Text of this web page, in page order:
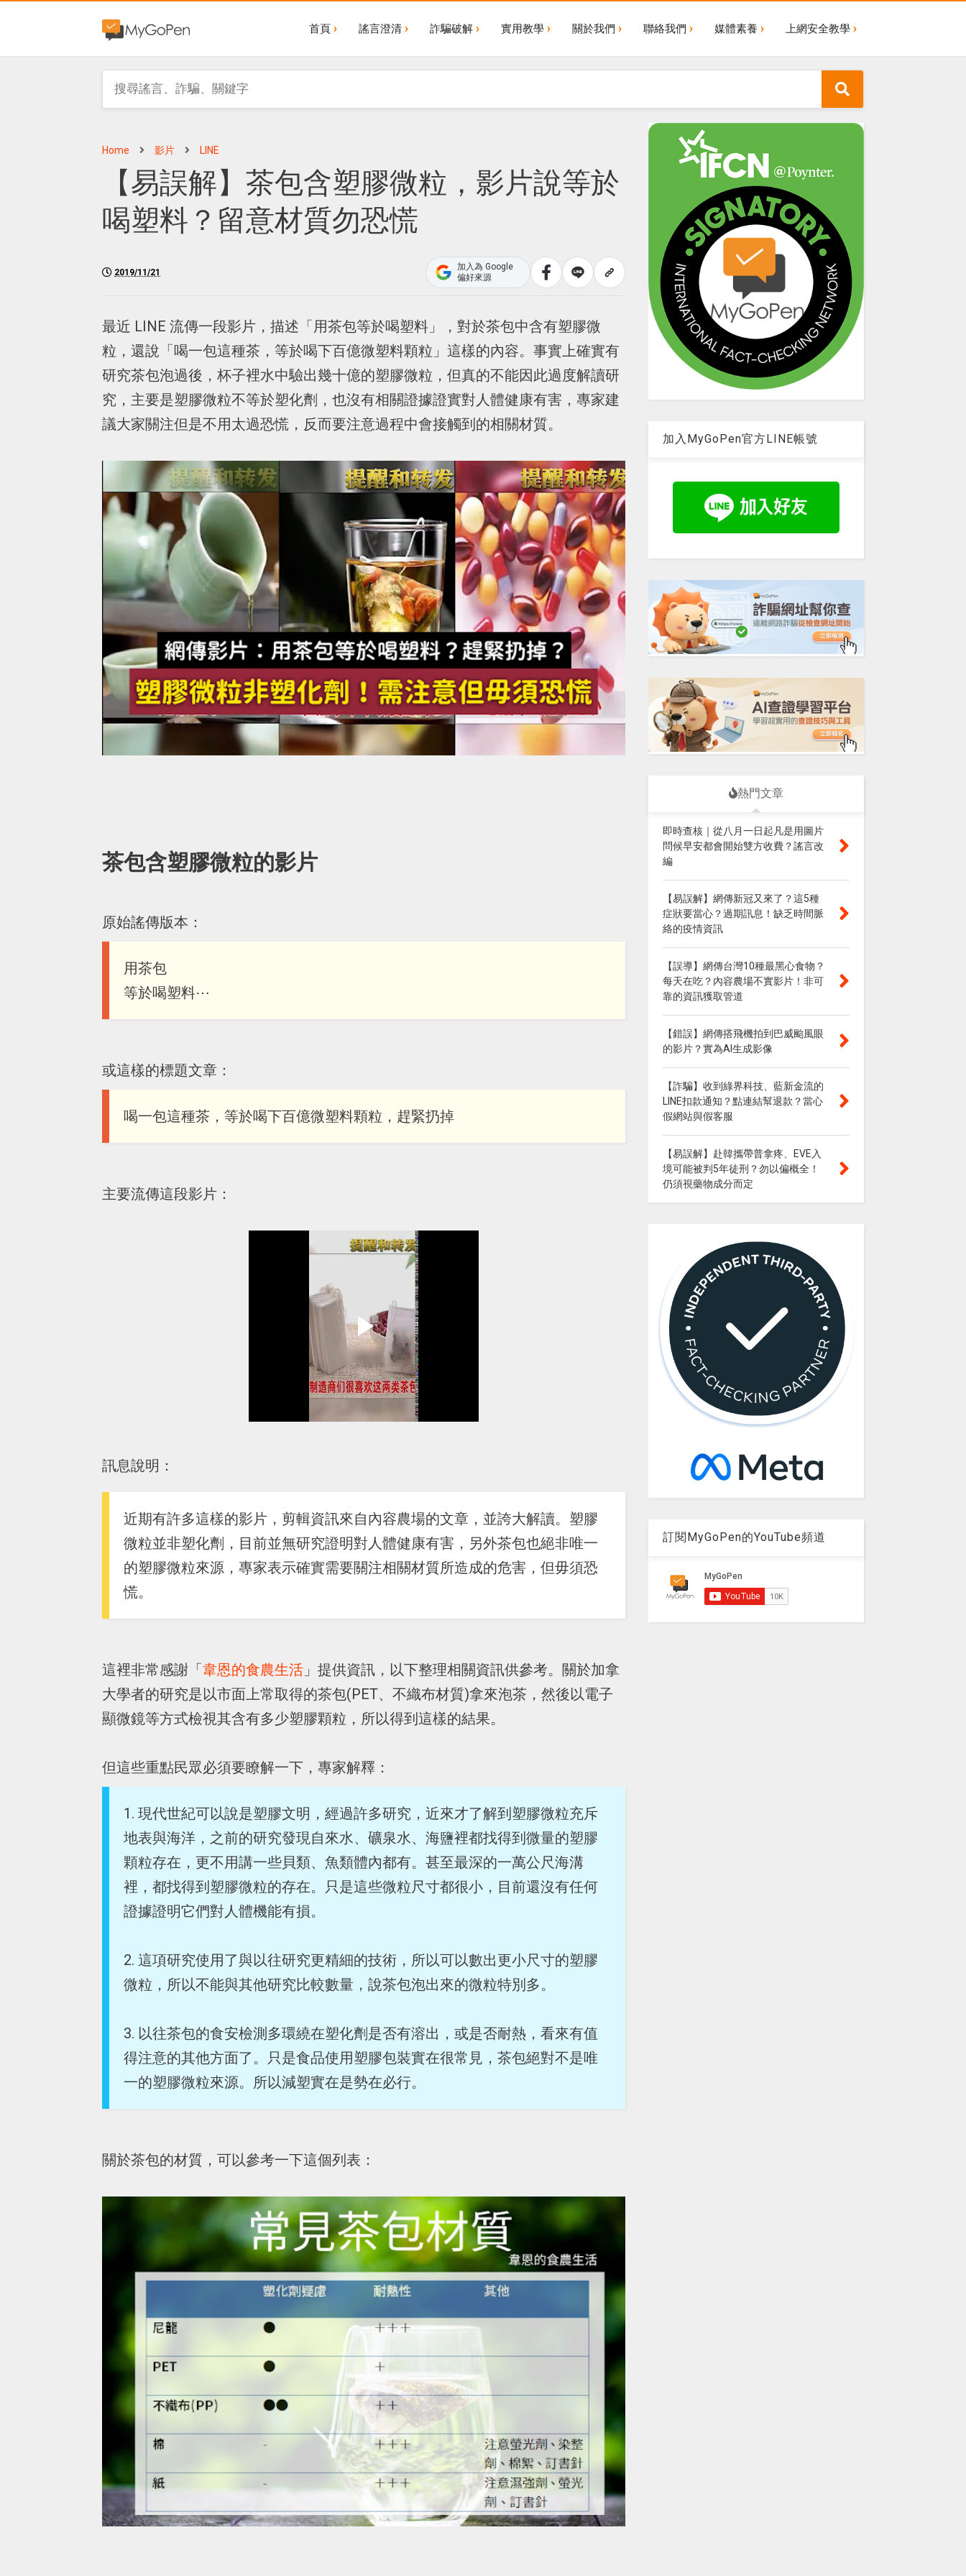
首頁 謠言澄清 詐騙破解 實用教學 關於我們 聯絡我們 媒體素養 上網安全教學
Home 影片 LINE
【易誤解】茶包含塑膠微粒，影片說等於
喝塑料？留意材質勿恐慌
2019/11/21
加入為 Google
偏好來源
最近 LINE 流傳一段影片，描述「用茶包等於喝塑料」，對於茶包中含有塑膠微
粒，還說「喝一包這種茶，等於喝下百億微塑料顆粒」這樣的內容。事實上確實有
研究茶包泡過後，杯子裡水中驗出幾十億的塑膠微粒，但真的不能因此過度解讀研
究，主要是塑膠微粒不等於塑化劑，也沒有相關證據證實對人體健康有害，專家建
議大家關注但是不用太過恐慌，反而要注意過程中會接觸到的相關材質。
茶包含塑膠微粒的影片
原始謠傳版本：
用茶包
等於喝塑料⋯
或這樣的標題文章：
喝一包這種茶，等於喝下百億微塑料顆粒，趕緊扔掉
主要流傳這段影片：
訊息說明：
近期有許多這樣的影片，剪輯資訊來自內容農場的文章，並誇大解讀。塑膠
微粒並非塑化劑，目前並無研究證明對人體健康有害，另外茶包也絕非唯一
的塑膠微粒來源，專家表示確實需要關注相關材質所造成的危害，但毋須恐
慌。
這裡非常感謝「韋恩的食農生活 」提供資訊，以下整理相關資訊供參考。關於加拿
大學者的研究是以市面上常取得的茶包(PET、不織布材質)拿來泡茶，然後以電子
顯微鏡等方式檢視其含有多少塑膠顆粒，所以得到這樣的結果。
但這些重點民眾必須要瞭解一下，專家解釋：
1. 現代世紀可以說是塑膠文明，經過許多研究，近來才了解到塑膠微粒充斥
地表與海洋，之前的研究發現自來水、礦泉水、海鹽裡都找得到微量的塑膠
顆粒存在，更不用講一些貝類、魚類體內都有。甚至最深的一萬公尺海溝
裡，都找得到塑膠微粒的存在。只是這些微粒尺寸都很小，目前還沒有任何
證據證明它們對人體機能有損。
2. 這項研究使用了與以往研究更精細的技術，所以可以數出更小尺寸的塑膠
微粒，所以不能與其他研究比較數量，說茶包泡出來的微粒特別多。
3. 以往茶包的食安檢測多環繞在塑化劑是否有溶出，或是否耐熱，看來有值
得注意的其他方面了。只是食品使用塑膠包裝實在很常見，茶包絕對不是唯
一的塑膠微粒來源。所以減塑實在是勢在必行。
關於茶包的材質，可以參考一下這個列表：
加入MyGoPen官方LINE帳號
熱門文章
即時查核｜從八月一日起凡是用圖片
問候早安都會開始雙方收費？謠言改
編
【易誤解】網傳新冠又來了？這5種
症狀要當心？過期訊息！缺乏時間脈
絡的疫情資訊
【誤導】網傳台灣10種最黑心食物？
每天在吃？內容農場不實影片！非可
靠的資訊獲取管道
【錯誤】網傳搭飛機拍到巴威颱風眼
的影片？實為AI生成影像
【詐騙】收到綠界科技、藍新金流的
LINE扣款通知？點連結幫退款？當心
假網站與假客服
【易誤解】赴韓攜帶普拿疼、EVE入
境可能被判5年徒刑？勿以偏概全！
仍須視藥物成分而定
訂閱MyGoPen的YouTube頻道